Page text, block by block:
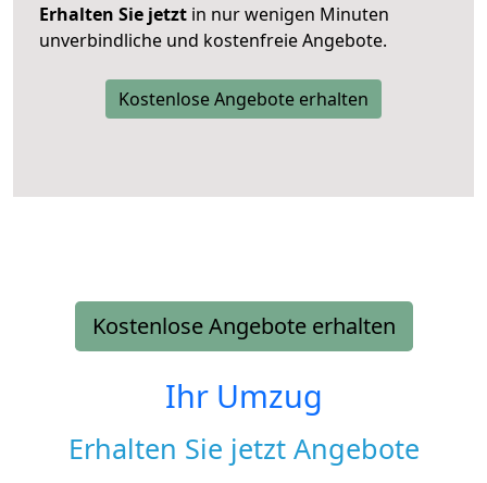
Erhalten Sie jetzt in nur wenigen Minuten
unverbindliche und kostenfreie Angebote.
Kostenlose Angebote erhalten
Kostenlose Angebote erhalten
Ihr Umzug
Erhalten Sie jetzt Angebote